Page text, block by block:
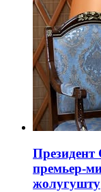
премьер-
жолугушту